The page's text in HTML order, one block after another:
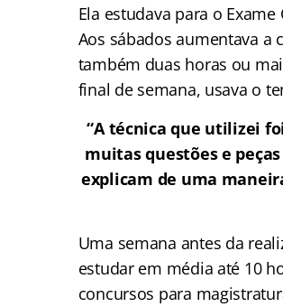
Ela estudava para o
Aos sábados aumentava a
também duas horas ou
final de semana, usava o
“A técnica que utilizei
muitas questões e
explicam de uma
Uma semana antes da
estudar em média até 10
concursos para